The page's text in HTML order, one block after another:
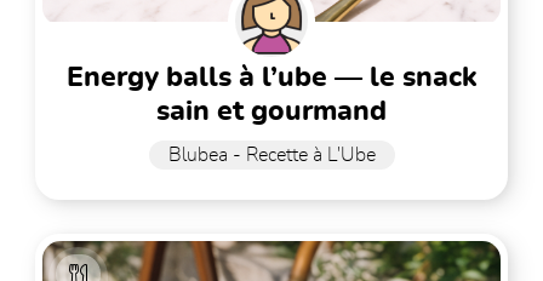
energy balls à l’ube — le snack
sain et gourmand
Blubea - Recette à L'Ube